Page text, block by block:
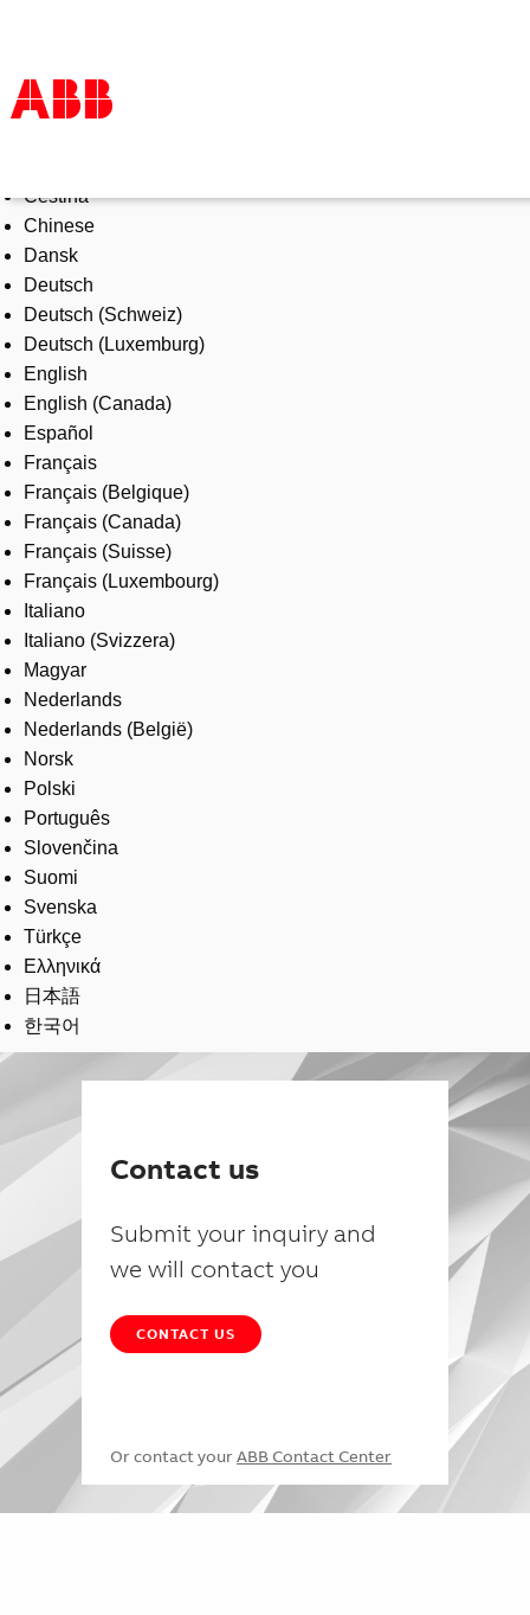
Products & Solutions
Industries
Services
About us
Where to buy
Contact us
Careers
Čeština
Chinese
Dansk
Deutsch
Deutsch (Schweiz)
Deutsch (Luxemburg)
English
English (Canada)
Español
Français
Français (Belgique)
Français (Canada)
Français (Suisse)
Français (Luxembourg)
Italiano
Italiano (Svizzera)
Magyar
Nederlands
Nederlands (België)
Norsk
Polski
Português
Slovenčina
Suomi
Svenska
Türkçe
Ελληνικά
日本語
한국어
Contact us
Submit your inquiry and
we will contact you
CONTACT US
Or contact your ABB Contact Center